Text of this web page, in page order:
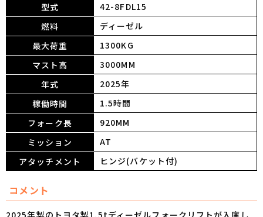
型式
42-8FDL15
燃料
ディーゼル
最大荷重
1300KG
マスト高
3000MM
年式
2025年
稼働時間
1.5時間
フォーク長
920MM
ミッション
AT
アタッチメント
ヒンジ(バケット付)
コメント